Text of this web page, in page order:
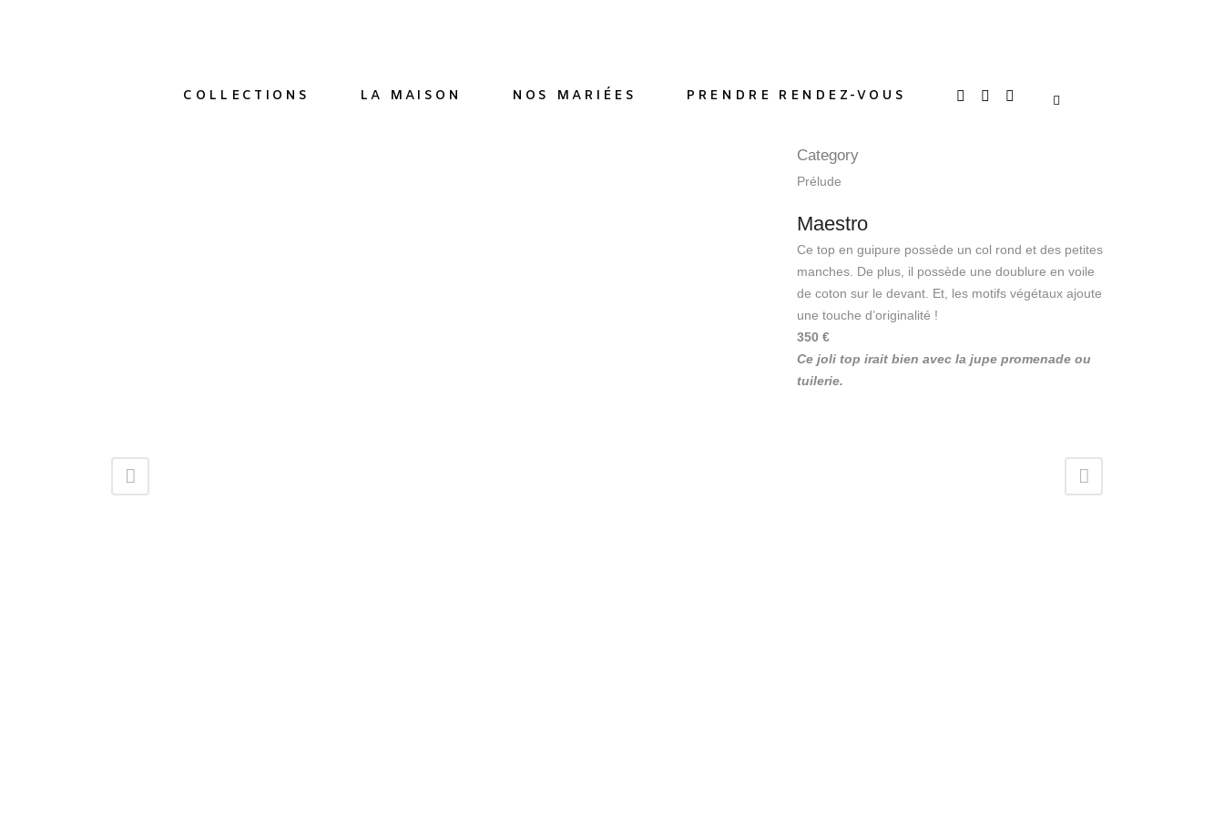
COLLECTIONS LA MAISON NOS MARIÉES PRENDRE RENDEZ-VOUS
Category
Prélude
Maestro
Ce top en guipure possède un col rond et des petites
manches. De plus, il possède une doublure en voile
de coton sur le devant. Et, les motifs végétaux ajoute
une touche d’originalité !
350 €
Ce joli top irait bien avec la jupe promenade ou
tuilerie.